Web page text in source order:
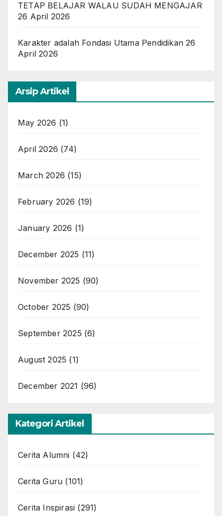
TETAP BELAJAR WALAU SUDAH MENGAJAR
26 April 2026
Karakter adalah Fondasi Utama Pendidikan 26
April 2026
Arsip Artikel
May 2026 (1)
April 2026 (74)
March 2026 (15)
February 2026 (19)
January 2026 (1)
December 2025 (11)
November 2025 (90)
October 2025 (90)
September 2025 (6)
August 2025 (1)
December 2021 (96)
Kategori Artikel
Cerita Alumni (42)
Cerita Guru (101)
Cerita Inspirasi (291)